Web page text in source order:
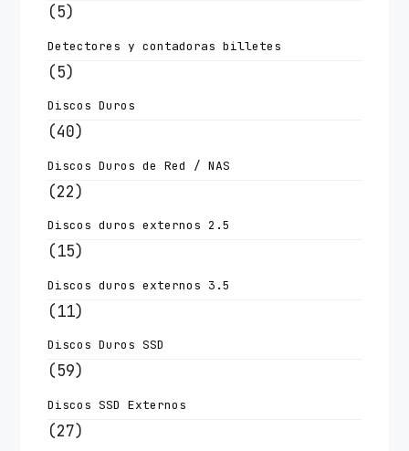
(5)
Detectores y contadoras billetes
(5)
Discos Duros
(40)
Discos Duros de Red / NAS
(22)
Discos duros externos 2.5
(15)
Discos duros externos 3.5
(11)
Discos Duros SSD
(59)
Discos SSD Externos
(27)